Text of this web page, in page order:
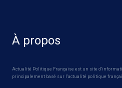
À propos
Actualité Politique Française est un site
principalement basé sur l’actualité politique